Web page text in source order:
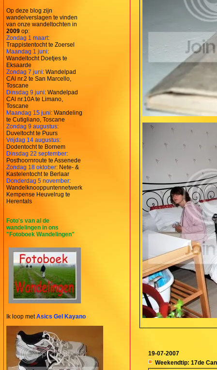
Op deze blog zijn
wandelverslagen te vinden
van onze wandeltochten in
2009 op:
Zondag 1 maart:
Trappistentocht te Zoersel
Maandag 1 juni:
Wandeltocht Doetjes te
Eksaarde
Zondag 7 juni: Wandelpad
CAI nr.2 te San Marcello,
Toscane
Dinsdag 9 juni: Wandelpad
CAI nr.10A te Limano,
Toscane
Maandag 15 juni: Wandeling
te Cutigliano, Toscane
Zondag 9 augustus:
Duveltocht te Puurs
Vrijdag 14 augustus:
Dodentocht te Bornem
Dinsdag 22 september:
Posthoornroute te Assenede
Zondag 18 oktober: Nete- &
Kastelentocht te Berlaar
Donderdag 5 november:
Wandelknooppuntennetwerk
Kempense Heuvelrug te
Herentals
Foto's van al de
wandelingen in ons
"Fotoboek Wandelingen"
Ik loop metAsics Gel Kayano
19-07-2007
Weekendtip: 17de